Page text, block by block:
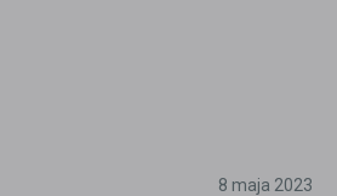
8 maja 2023